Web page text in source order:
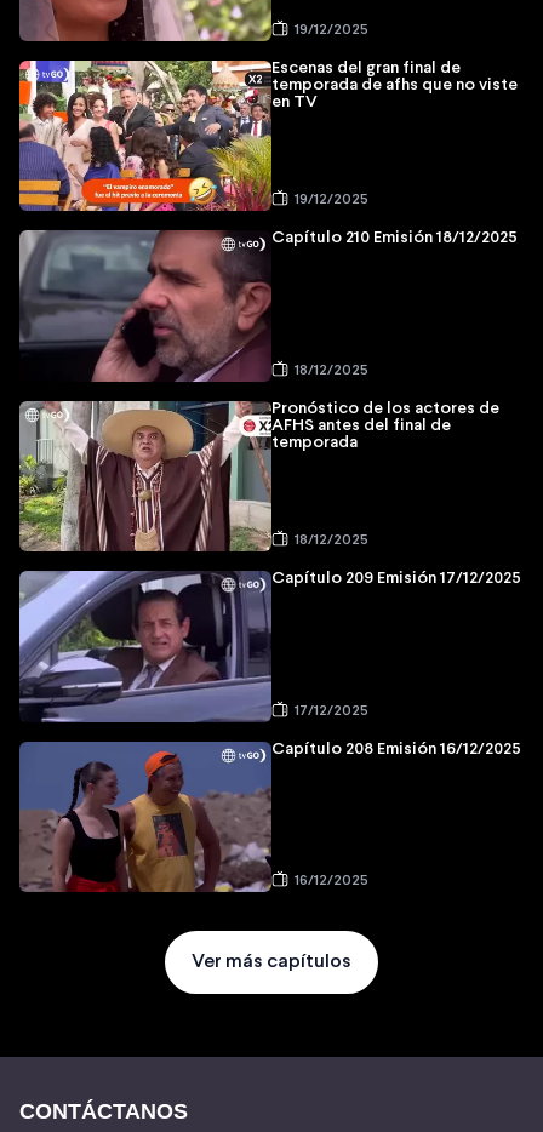
19/12/2025
Escenas del gran final de
temporada de afhs que no viste
en TV
19/12/2025
Capítulo 210 Emisión 18/12/2025
18/12/2025
Pronóstico de los actores de
AFHS antes del final de
temporada
18/12/2025
Capítulo 209 Emisión 17/12/2025
17/12/2025
Capítulo 208 Emisión 16/12/2025
16/12/2025
Ver más capítulos
CONTÁCTANOS